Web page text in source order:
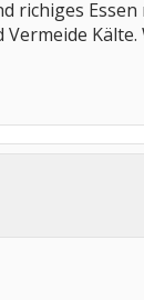
richiges Essen